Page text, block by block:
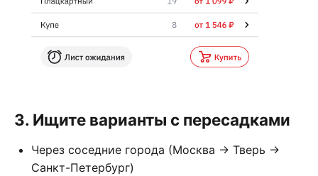
3. Ищите варианты с пересадками
Через соседние города (Москва → Тверь →
Санкт-Петербург)